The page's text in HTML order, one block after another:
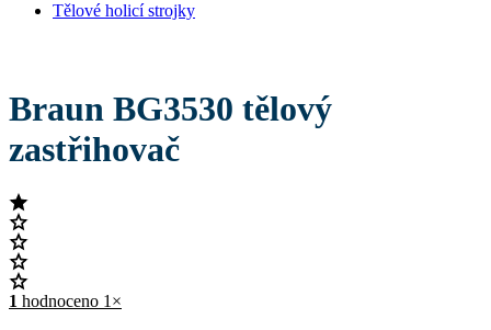
Tělové holicí strojky
Braun BG3530 tělový
zastřihovač
1 hodnoceno 1×